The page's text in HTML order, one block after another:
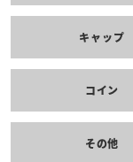
キャップ
コイン
その他